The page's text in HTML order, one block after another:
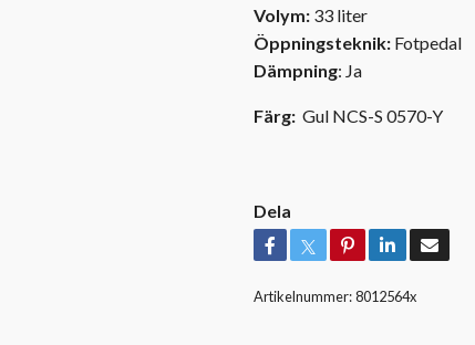
Volym: 33 liter
Öppningsteknik: Fotpedal
Dämpning: Ja
Färg: Gul NCS-S 0570-Y
Dela
Artikelnummer:8012564x